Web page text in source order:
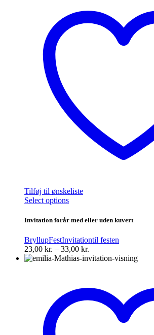
Tilføj til ønskeliste
Select optionsDette
har
varianter.
Mulighederne
kan
vælges
Invitation forår med eller uden kuvert
BryllupFestInvitationtil festen
23,00 kr. – 33,00 kr.
23,00 kr.